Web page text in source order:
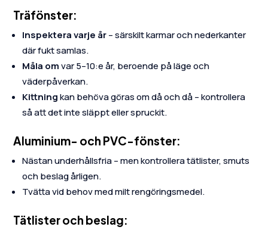
Träfönster:
Inspektera varje år– särskilt karmar och nederkanter
där fukt samlas.
Måla omvar 5–10:e år, beroende på läge och
väderpåverkan.
Kittningkan behöva göras om då och då – kontrollera
så att det inte släppt eller spruckit.
Aluminium- och PVC-fönster:
Nästan underhållsfria – men kontrollera tätlister, smuts
och beslag årligen.
Tvätta vid behov med milt rengöringsmedel.
Tätlister och beslag: